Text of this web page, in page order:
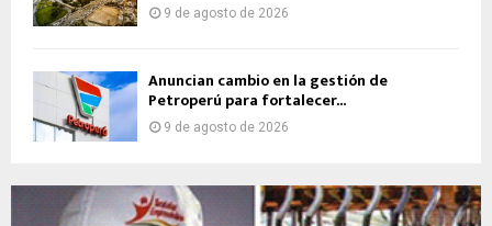
9 de agosto de 2026
Anuncian cambio en la gestión de
Petroperú para fortalecer...
9 de agosto de 2026